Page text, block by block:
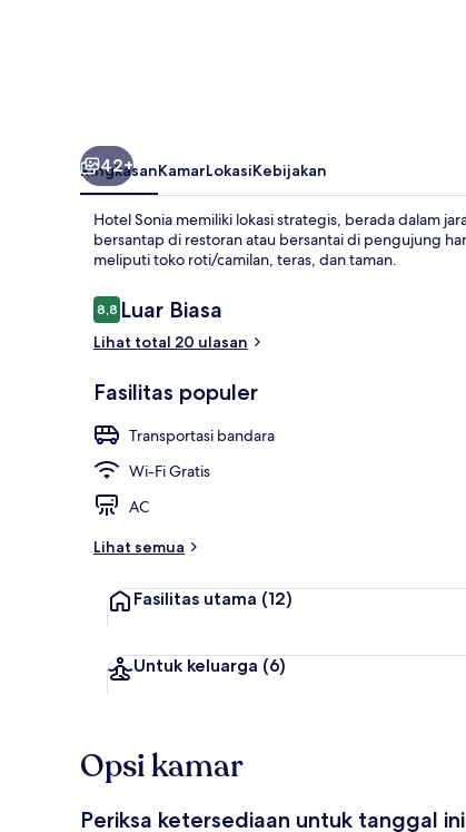
42+
RingkasanKamarLokasiKebijakan
Hotel Sonia memiliki lokasi strategis, berada dalam
bersantap di restoran atau bersantai di pengujung
meliputi toko roti/camilan, teras, dan taman.
Ulasan
8,88,8 dari 10
Luar Biasa
Lihat total 20 ulasan
Fasilitas populer
Transportasi bandara
Wi-Fi Gratis
AC
Lihat semua
Fasilitas utama (12)
Untuk keluarga (6)
Opsi kamar
Periksa ketersediaan untuk tanggal ini